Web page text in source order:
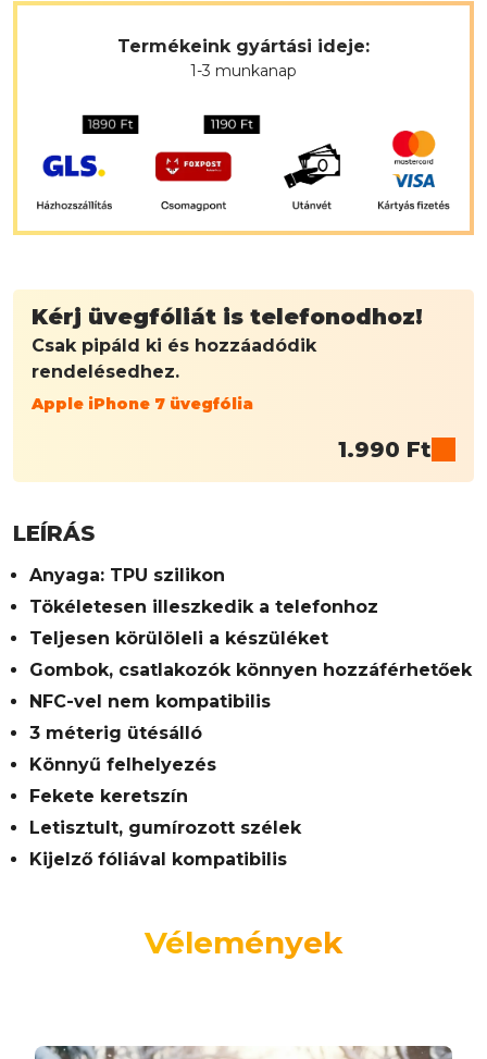
Termékeink gyártási ideje:
1-3 munkanap
Kérj üvegfóliát is telefonodhoz!
Csak pipáld ki és hozzáadódik
rendelésedhez.
Apple iPhone 7 üvegfólia
1.990 Ft
LEÍRÁS
Anyaga: TPU szilikon
Tökéletesen illeszkedik a telefonhoz
Teljesen körülöleli a készüléket
Gombok, csatlakozók könnyen hozzáférhetőek
NFC-vel nem kompatibilis
3 méterig ütésálló
Könnyű felhelyezés
Fekete keretszín
Letisztult, gumírozott szélek
Kijelző fóliával kompatibilis
Vélemények